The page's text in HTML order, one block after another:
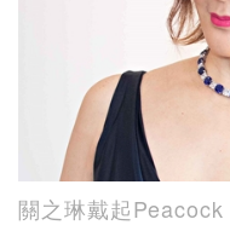
關之琳戴起